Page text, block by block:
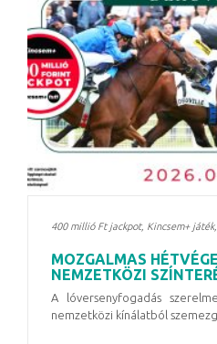
400 millió Ft jackpot, Kincsem+
MOZGALMAS
NEMZETKÖZI
A lóversenyfogadás
nemzetközi kínálatból